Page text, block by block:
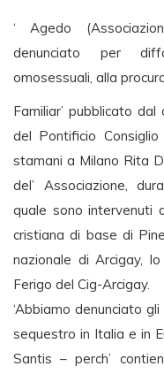
‘ Agedo
denunciato per
omosessuali, alla
Familiar’ pubblicato
del Pontificio
stamani a Milano Rita
del’ Associazione,
quale sono intervenuti
cristiana di base di
nazionale di Arcigay,
Ferigo del Cig-Arcigay.
‘Abbiamo denunciato
sequestro in Italia e in
Santis – perch’